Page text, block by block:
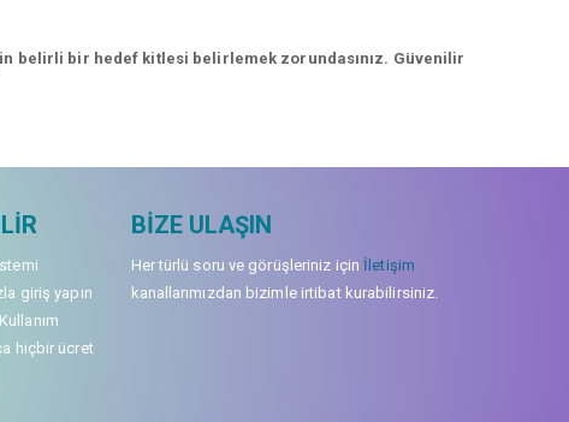
belirli bir hedef kitlesi belirlemek zorundasınız. Güvenilir
giriş yapın
hiçbir ücret
BIZE ULAŞIN
Her türlü soru ve görüşleriniz için İletişim
kanallarımızdan bizimle irtibat kurabilirsiniz.